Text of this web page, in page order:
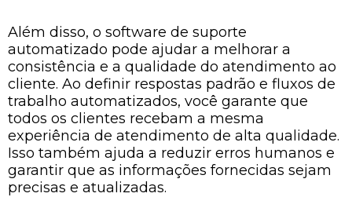
Além disso, o software de suporte
automatizado pode ajudar a melhorar a
consistência e a qualidade do atendimento ao
cliente. Ao definir respostas padrão e fluxos de
trabalho automatizados, você garante que
todos os clientes recebam a mesma
experiência de atendimento de alta qualidade.
Isso também ajuda a reduzir erros humanos e
garantir que as informações fornecidas sejam
precisas e atualizadas.